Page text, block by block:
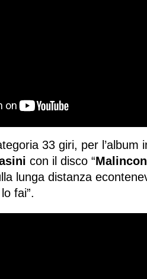
33 giri, per l’album
con il disco “
lunga distanza
fai”.